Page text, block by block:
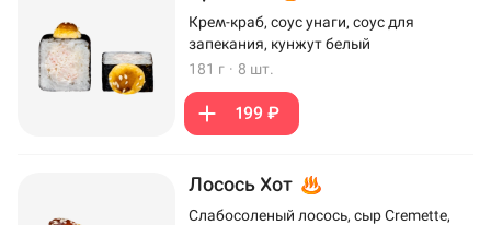
Крем-краб, соус унаги, соус для
запекания, кунжут белый
181 г · 8 шт.
199 ₽
Лосось Хот
Слабосоленый лосось, сыр Cremette,